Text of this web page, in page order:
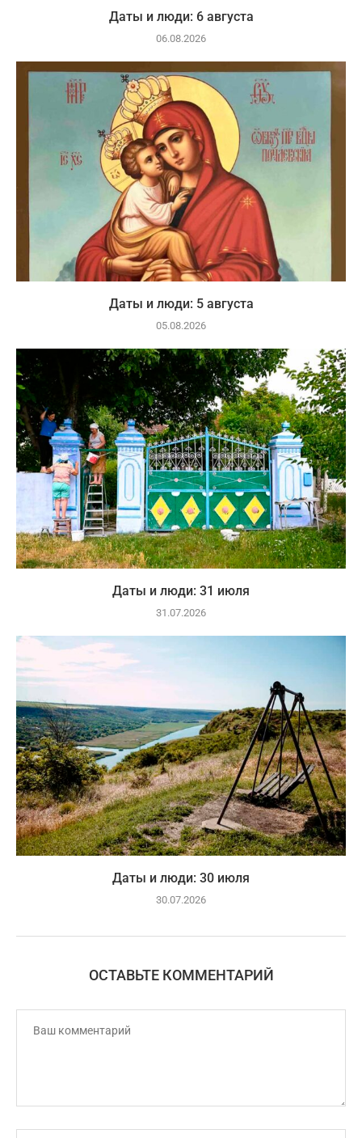
Даты и люди: 6 августа
06.08.2026
Даты и люди: 5 августа
05.08.2026
Даты и люди: 31 июля
31.07.2026
Даты и люди: 30 июля
30.07.2026
ОСТАВЬТЕ КОММЕНТАРИЙ